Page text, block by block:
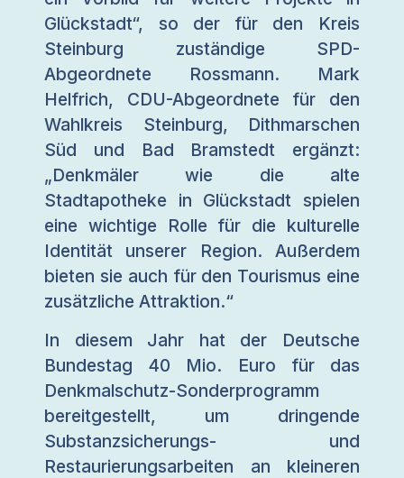
Glückstadt“, so der für den Kreis
Steinburg zuständige SPD-
Abgeordnete Rossmann. Mark
Helfrich, CDU-Abgeordnete für den
Wahlkreis Steinburg, Dithmarschen
Süd und Bad Bramstedt ergänzt:
„Denkmäler wie die alte
Stadtapotheke in Glückstadt spielen
eine wichtige Rolle für die kulturelle
Identität unserer Region. Außerdem
bieten sie auch für den Tourismus eine
zusätzliche Attraktion.“
In diesem Jahr hat der Deutsche
Bundestag 40 Mio. Euro für das
Denkmalschutz-Sonderprogramm
bereitgestellt, um dringende
Substanzsicherungs- und
Restaurierungsarbeiten an kleineren